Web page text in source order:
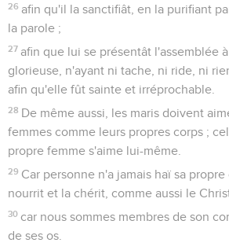
26 afin qu'il la sanctifiât, en la purifiant
la parole ;
27 afin que lui se présentât l'assemblée
glorieuse, n'ayant ni tache, ni ride, ni
afin qu'elle fût sainte et irréprochable.
28 De même aussi, les maris doivent
femmes comme leurs propres corps ;
propre femme s'aime lui-même.
29 Car personne n'a jamais haï sa
nourrit et la chérit, comme aussi le
30 car nous sommes membres de son
de ses os.